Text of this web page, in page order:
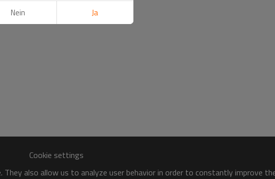
Cookie settings
also allow us to analyze user behavior in order to constantly improve
Nein Ja